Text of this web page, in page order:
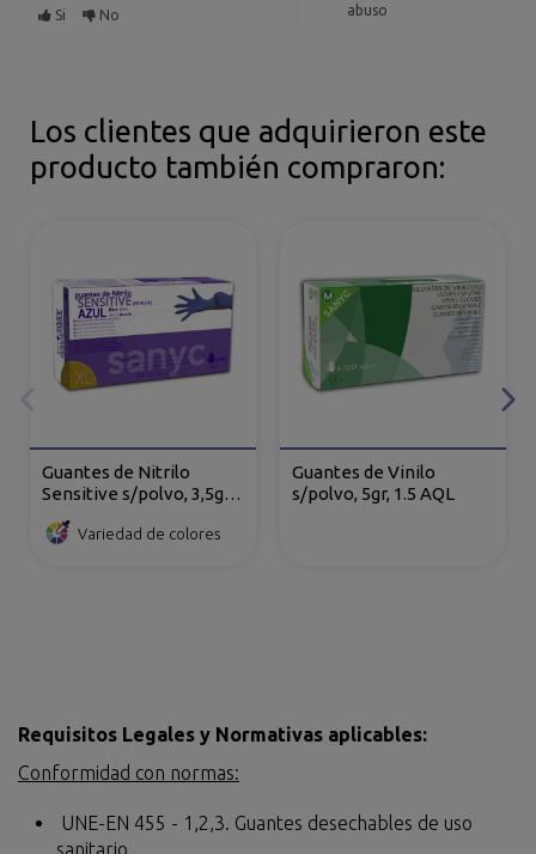
Si
No
abuso
Los clientes que adquirieron este
producto también compraron:
Guantes de Nitrilo
Sensitive s/polvo, 3,5gr,
Variedad de colores
Guantes de Vinilo
s/polvo, 5gr, 1.5 AQL
Requisitos Legales y Normativas aplicables:
Conformidad con normas:
UNE-EN 455 - 1,2,3. Guantes desechables de uso
sanitario.